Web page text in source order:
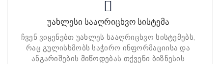
უახლესი სააღრიცხვო სისტემა
ჩვენ ვიყენებთ უახლეს სააღრიცხვო სისტემებს,
რაც გულისხმობს საჭირო ინფორმაციისა და
ანგარიშების მიწოდებას თქვენი ბიზნესის